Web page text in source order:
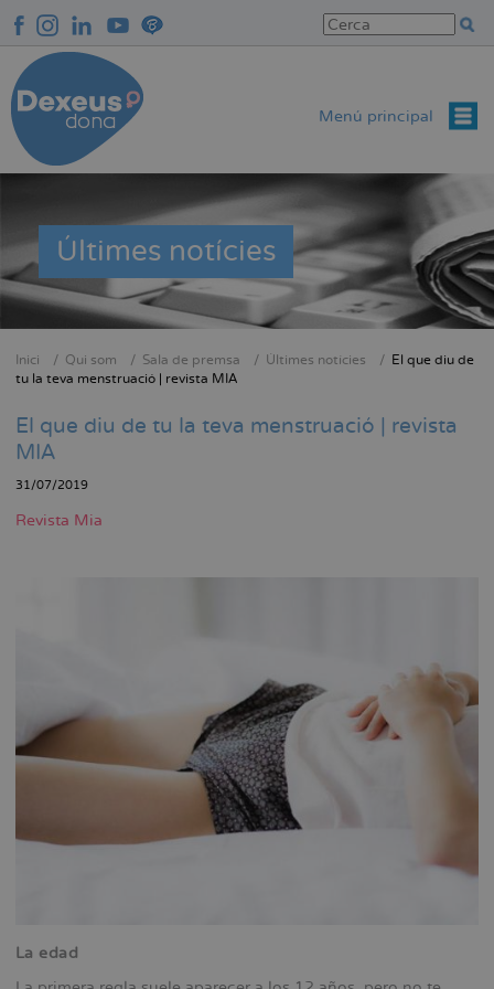
contingut
Menú principal
Últimes notícies
Fil
Inici Qui som Sala de premsa Últimes notícies
El que diu de
tu la teva menstruació | revista MIA
El que diu de tu la teva menstruació | revista
MIA
31/07/2019
Revista Mia
La edad